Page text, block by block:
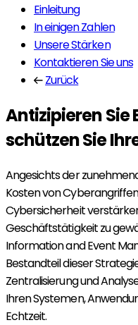
Einleitung
In einigen Zahlen
Unsere Stärken
Kontaktieren Sie uns
Zurück
Antizipieren Sie
schützen Sie
Angesichts der
Kosten von
Cybersicherheit
Geschäftstätigkeit zu
Information and Event
Bestandteil dieser
Zentralisierung und
Ihren Systemen,
Echtzeit.